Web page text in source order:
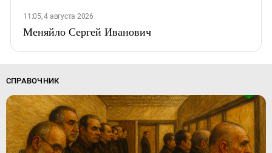
11:05, 4 августа 2026
Меняйло Сергей Иванович
СПРАВОЧНИК